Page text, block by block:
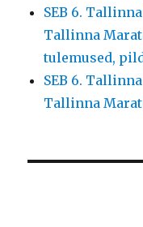
SEB 6.
Tallinna
tulemused,
SEB 6.
Tallinna